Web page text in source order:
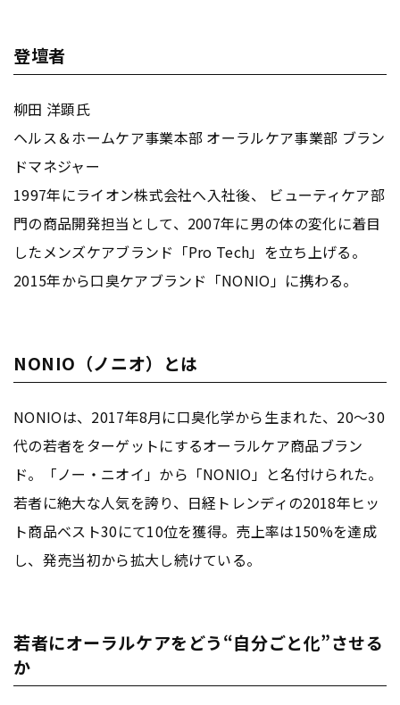
登壇者
柳田 洋顕氏
ヘルス＆ホームケア事業本部 オーラルケア事業部 ブラン
ドマネジャー
1997年にライオン株式会社へ入社後、 ビューティケア部
門の商品開発担当として、2007年に男の体の変化に着目
したメンズケアブランド「Pro Tech」を立ち上げる。
2015年から口臭ケアブランド「NONIO」に携わる。
NONIO（ノニオ）とは
NONIOは、2017年8月に口臭化学から生まれた、20〜30
代の若者をターゲットにするオーラルケア商品ブラン
ド。「ノー・ニオイ」から「NONIO」と名付けられた。
若者に絶大な人気を誇り、日経トレンディの2018年ヒッ
ト商品ベスト30にて10位を獲得。売上率は150%を達成
し、発売当初から拡大し続けている。
若者にオーラルケアをどう“自分ごと化”させる
か